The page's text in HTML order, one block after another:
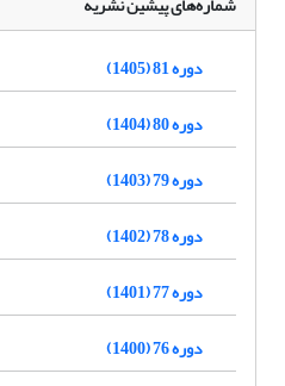
دوره 81 (1405)
دوره 80 (1404)
دوره 79 (1403)
دوره 78 (1402)
دوره 77 (1401)
دوره 76 (1400)